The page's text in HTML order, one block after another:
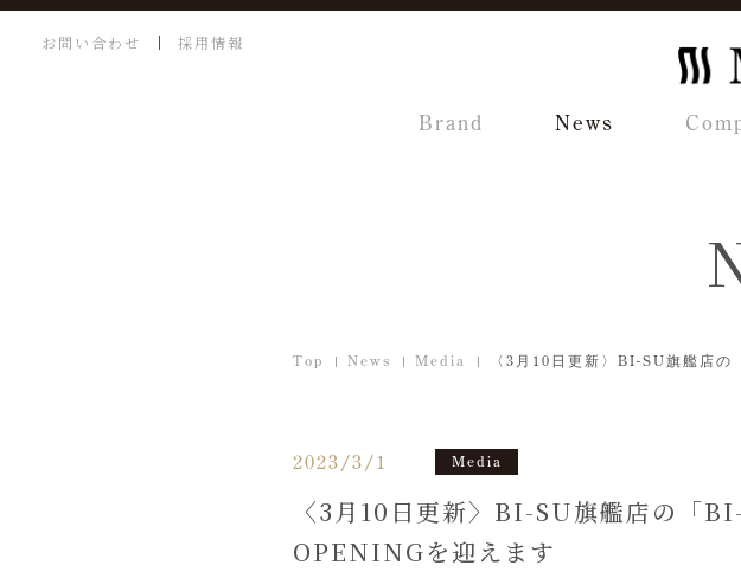
Brand News
お問い合わせ 採用情報
Top News Media 〈3月10日更新〉BI-SU旗艦店
2023/3/1 Media
〈3月10日更新〉BI-SU旗艦店の「
OPENINGを迎えます